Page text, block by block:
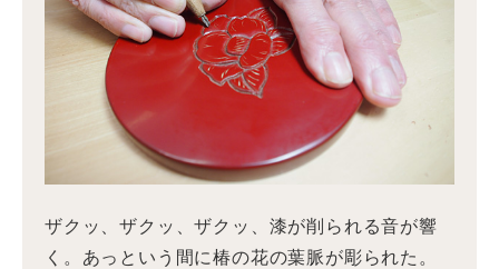
ザクッ、ザクッ、ザクッ、漆が削られる音が響
く。あっという間に椿の花の葉脈が彫られた。